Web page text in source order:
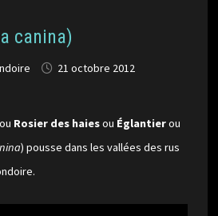
canina)
21 octobre 2012
Rosier des haiesou Églantierou
) pousse dans les vallées des rus